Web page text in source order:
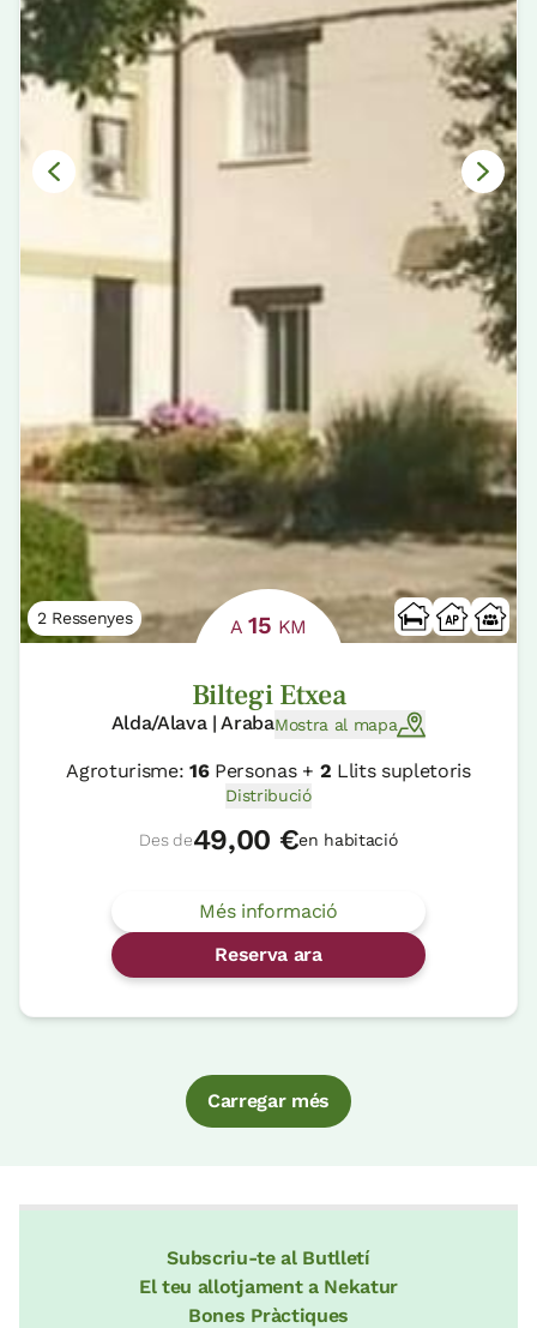
2 Ressenyes A15 KM
Biltegi Etxea
Alda/Alava | ArabaMostra al mapa
Agroturisme:16Personas + 2 Llits supletoris
Distribució
Des de49,00 €en habitació
Més informació
Reserva ara
Carregar més
Subscriu-te al Butlletí
El teu allotjament a Nekatur
Bones Pràctiques